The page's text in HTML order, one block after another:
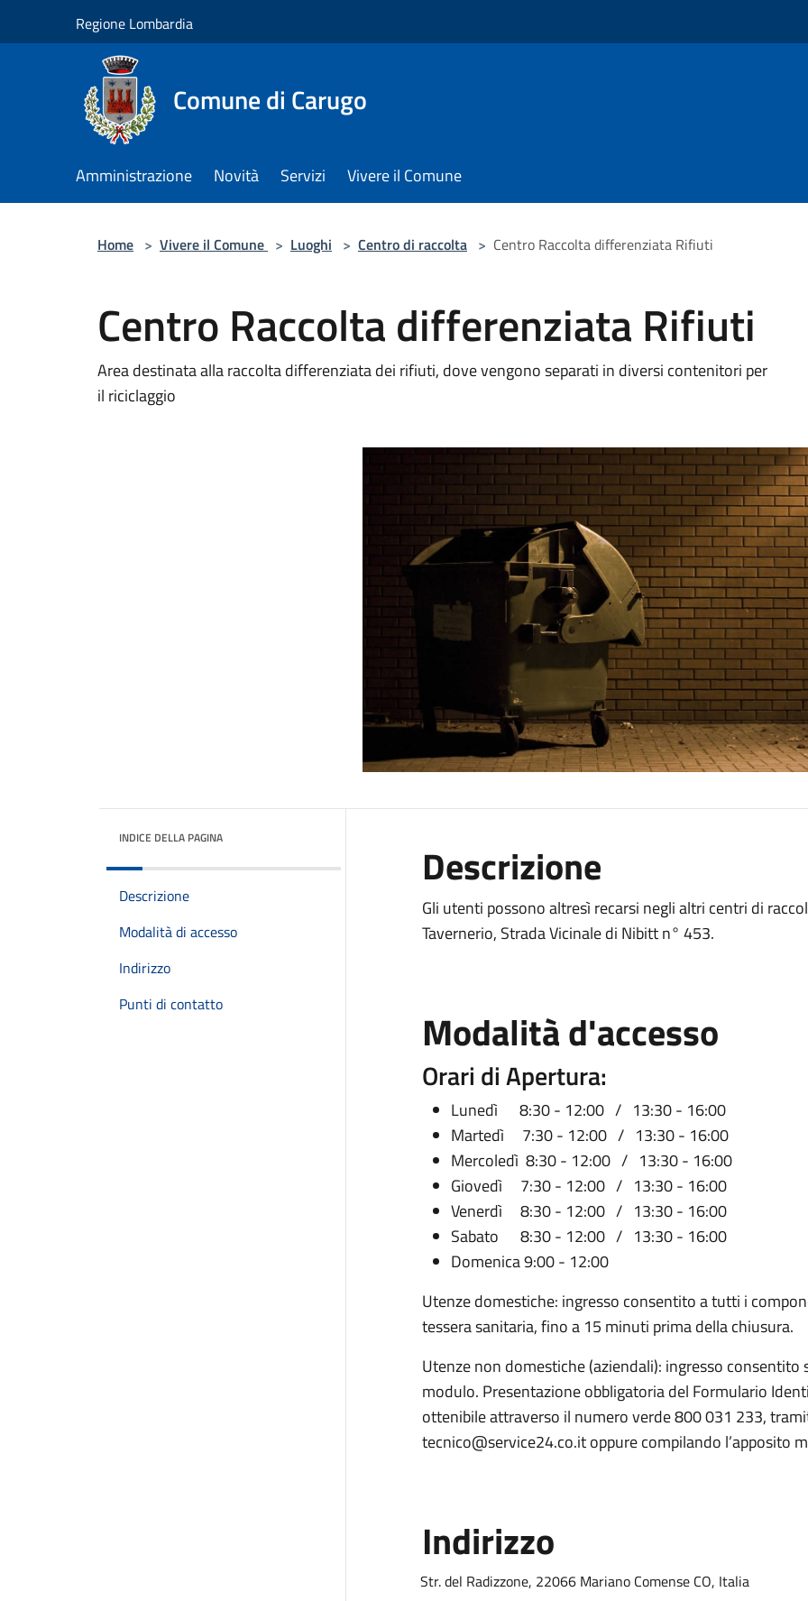
Regione Lombardia
Comune di Carugo
Amministrazione Novità Servizi Vivere il Comune
Home > Vivere il Comune > Luoghi > Centro di raccolta > Centro Raccolta differenziata Rifiuti
Centro Raccolta differenziata Rifiuti
Area destinata alla raccolta differenziata dei rifiuti, dove vengono separati in diversi contenitori per
il riciclaggio
INDICE DELLA PAGINA
Descrizione
Modalità di accesso
Indirizzo
Punti di contatto
Descrizione
Gli utenti possono altresì recarsi negli altri centri di
Tavernerio, Strada Vicinale di Nibitt n° 453.
Modalità d'accesso
Orari di Apertura:
Lunedì 8:30 - 12:00 / 13:30 - 16:00
Martedì 7:30 - 12:00 / 13:30 - 16:00
Mercoledì 8:30 - 12:00 / 13:30 - 16:00
Giovedì 7:30 - 12:00 / 13:30 - 16:00
Venerdì 8:30 - 12:00 / 13:30 - 16:00
Sabato 8:30 - 12:00 / 13:30 - 16:00
Domenica 9:00 - 12:00
Utenze domestiche: ingresso consentito a tutti i
tessera sanitaria, fino a 15 minuti prima della chiusura.
Utenze non domestiche (aziendali): ingresso
modulo. Presentazione obbligatoria del Formulario
ottenibile attraverso il numero verde 800 031 233,
tecnico@service24.co.it oppure compilando l’apposito
Indirizzo
Str. del Radizzone, 22066 Mariano Comense CO, Italia